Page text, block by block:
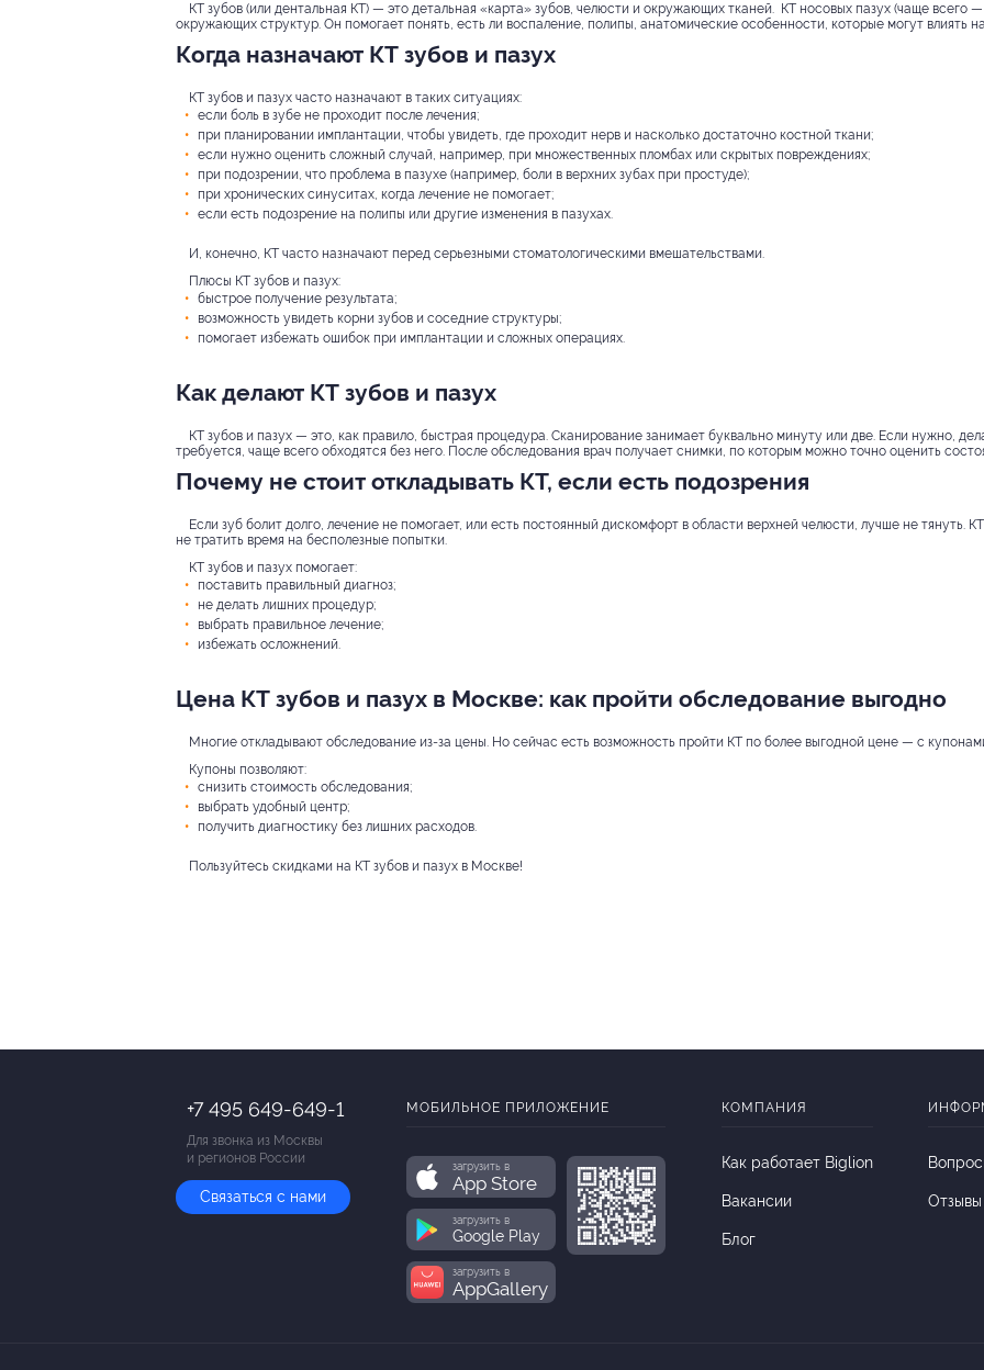
КТ зубов (или дентальная КТ) — это детальная «карта» зубов, челюсти и окружающих тканей. КТ носовых пазух (чаще всего
окружающих структур. Он помогает понять, есть ли воспаление, полипы, анатомические особенности, которые могут влиять
Когда назначают КТ зубов и пазух
КТ зубов и пазух часто назначают в таких ситуациях:
если боль в зубе не проходит после лечения;
при планировании имплантации, чтобы увидеть, где проходит нерв и насколько достаточно костной ткани;
если нужно оценить сложный случай, например, при множественных пломбах или скрытых повреждениях;
при подозрении, что проблема в пазухе (например, боли в верхних зубах при простуде);
при хронических синуситах, когда лечение не помогает;
если есть подозрение на полипы или другие изменения в пазухах.
И, конечно, КТ часто назначают перед серьезными стоматологическими вмешательствами.
Плюсы КТ зубов и пазух:
быстрое получение результата;
возможность увидеть корни зубов и соседние структуры;
помогает избежать ошибок при имплантации и сложных операциях.
Как делают КТ зубов и пазух
КТ зубов и пазух — это, как правило, быстрая процедура. Сканирование занимает буквально минуту или две. Если нужно,
требуется, чаще всего обходятся без него. После обследования врач получает снимки, по которым можно точно оценить
Почему не стоит откладывать КТ, если есть подозрения
Если зуб болит долго, лечение не помогает, или есть постоянный дискомфорт в области верхней челюсти, лучше не тянуть.
не тратить время на бесполезные попытки.
КТ зубов и пазух помогает:
поставить правильный диагноз;
не делать лишних процедур;
выбрать правильное лечение;
избежать осложнений.
Цена КТ зубов и пазух в Москве: как пройти обследование выгодно
Многие откладывают обследование из-за цены. Но сейчас есть возможность пройти КТ по более выгодной цене — с
Купоны позволяют:
снизить стоимость обследования;
выбрать удобный центр;
получить диагностику без лишних расходов.
Пользуйтесь скидками на КТ зубов и пазух в Москве!
+7 495 649-649-1
Для звонка из Москвы
и регионов России
Связаться с нами
МОБИЛЬНОЕ ПРИЛОЖЕНИЕ
загрузить в
App Store
загрузить в
Google Play
загрузить в
AppGallery
КОМПАНИЯ
Как работает Biglion
Вакансии
Блог
Отзывы